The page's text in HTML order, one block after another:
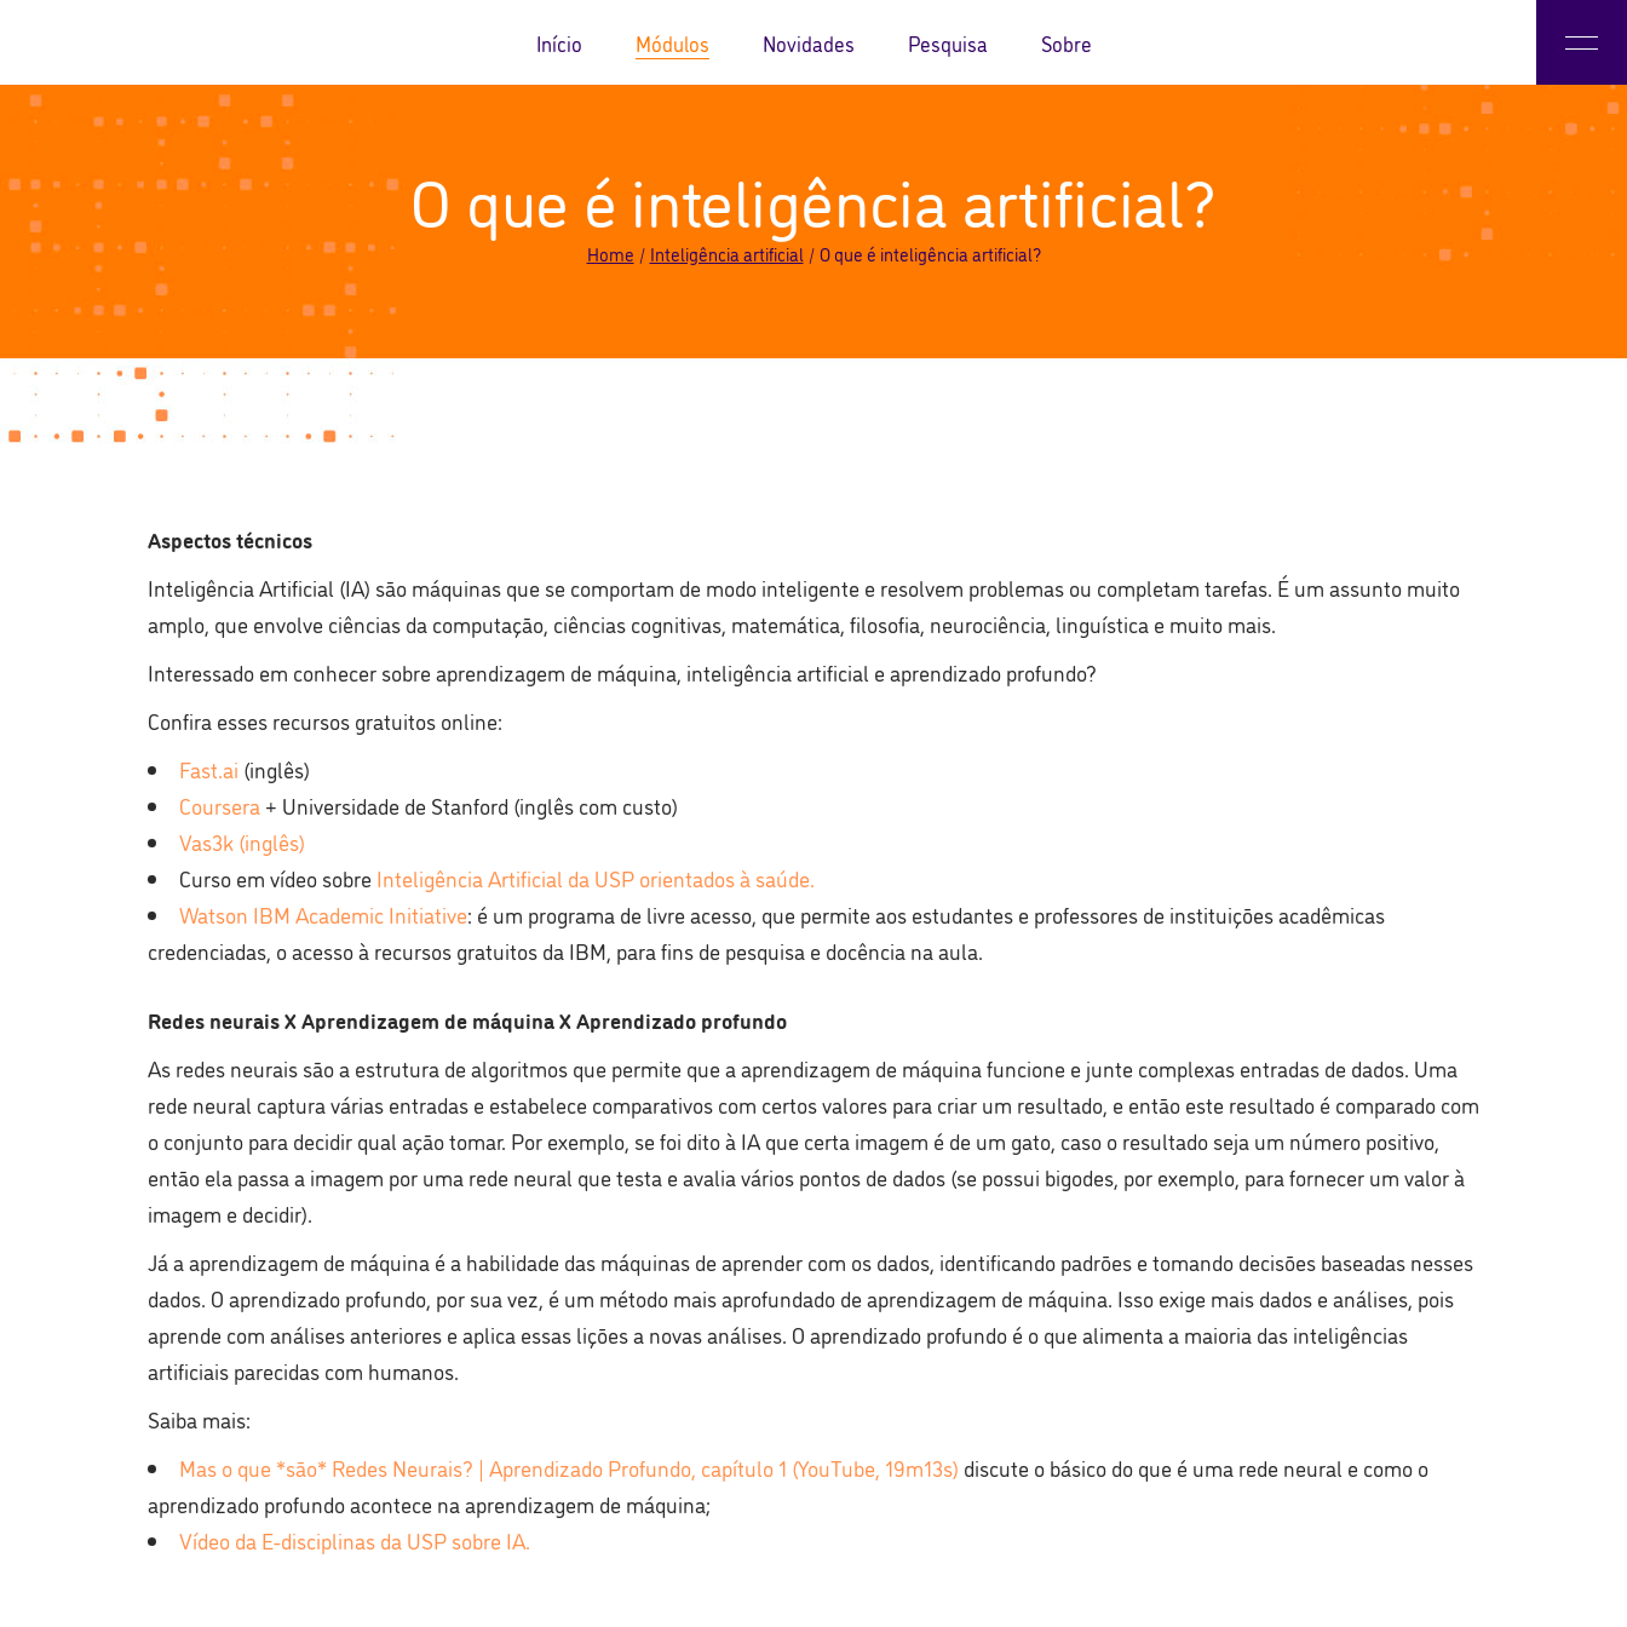
Início Módulos
bem-estar
Aprendizagem e habilidades
funcionais
Novidades
Eventos
Pesquisa Sobre
Sobre o LAE
O que é inteligência artificial?
Home Inteligência artificial O que é inteligência artificial?
Aspectos técnicos
Inteligência Artificial (IA) são máquinas que se comportam de modo inteligente e resolvem problemas ou completam tarefas. É um assunto muito
amplo, que envolve ciências da computação, ciências cognitivas, matemática, filosofia, neurociência, linguística e muito mais.
Interessado em conhecer sobre aprendizagem de máquina, inteligência artificial e aprendizado profundo?
Confira esses recursos gratuitos online:
Fast.ai (inglês)
Coursera + Universidade de Stanford (inglês com custo)
Vas3k (inglês)
Curso em vídeo sobre Inteligência Artificial da USP orientados à saúde.
Watson IBM Academic Initiative: é um programa de livre acesso, que permite aos estudantes e professores de instituições acadêmicas
credenciadas, o acesso à recursos gratuitos da IBM, para fins de pesquisa e docência na aula.
Redes neurais X Aprendizagem de máquina X Aprendizado profundo
As redes neurais são a estrutura de algoritmos que permite que a aprendizagem de máquina funcione e junte complexas entradas de dados. Uma
rede neural captura várias entradas e estabelece comparativos com certos valores para criar um resultado, e então este resultado é comparado com
o conjunto para decidir qual ação tomar. Por exemplo, se foi dito à IA que certa imagem é de um gato, caso o resultado seja um número positivo,
então ela passa a imagem por uma rede neural que testa e avalia vários pontos de dados (se possui bigodes, por exemplo, para fornecer um valor à
imagem e decidir).
Já a aprendizagem de máquina é a habilidade das máquinas de aprender com os dados, identificando padrões e tomando decisões baseadas nesses
dados. O aprendizado profundo, por sua vez, é um método mais aprofundado de aprendizagem de máquina. Isso exige mais dados e análises, pois
aprende com análises anteriores e aplica essas lições a novas análises. O aprendizado profundo é o que alimenta a maioria das inteligências
artificiais parecidas com humanos.
Saiba mais:
Mas o que *são* Redes Neurais? | Aprendizado Profundo, capítulo 1 (YouTube, 19m13s) discute o básico do que é uma rede neural e como o
aprendizado profundo acontece na aprendizagem de máquina;
Vídeo da E-disciplinas da USP sobre IA.